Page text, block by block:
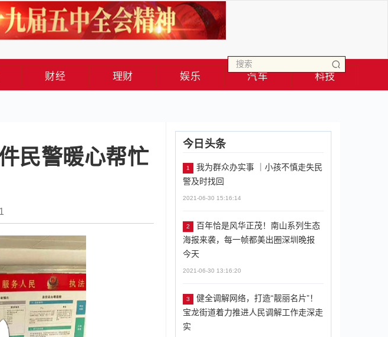
财经 理财 娱乐 汽车 科技
民警暖心帮忙
今日头条
1
我为群众办实事 ｜小孩不慎走失民
警及时找回
2021-06-30 15:16:14
2
百年恰是风华正茂！南山系列生态
海报来袭，每一帧都美出圈深圳晚报
今天
2021-06-30 13:16:20
3
​健全调解网络，打造“靓丽名片”！
宝龙街道着力推进人民调解工作走深走
实